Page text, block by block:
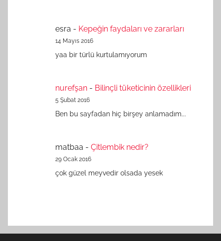
esra - Kepeğin faydaları ve zararları
14 Mayıs 2016
yaa bir türlü kurtulamıyorum
nurefşan - Bilinçli tüketicinin özellikleri
5 Şubat 2016
Ben bu sayfadan hiç birşey anlamadım...
matbaa - Çitlembik nedir?
29 Ocak 2016
çok güzel meyvedir olsada yesek